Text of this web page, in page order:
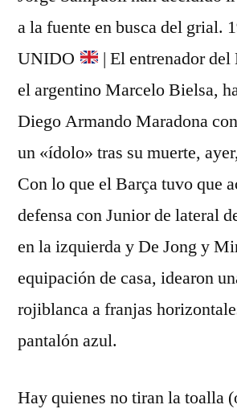
a la fuente en busca del grial.
UNIDO
| El entrenador
el argentino Marcelo Bielsa,
Diego Armando Maradona
un «ídolo» tras su muerte,
Con lo que el Barça tuvo que
defensa con Junior de lateral
en la izquierda y De Jong y
equipación de casa, idearon
rojiblanca a franjas
pantalón azul.
Hay quienes no tiran la toalla